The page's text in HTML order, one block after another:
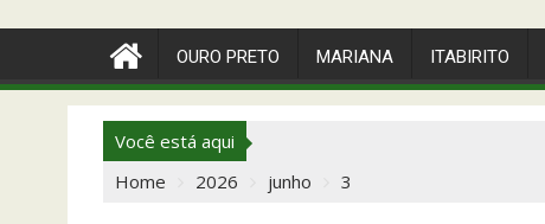
OURO PRETO MARIANA ITABIRITO
Você está aqui
Home
2026 junho 3